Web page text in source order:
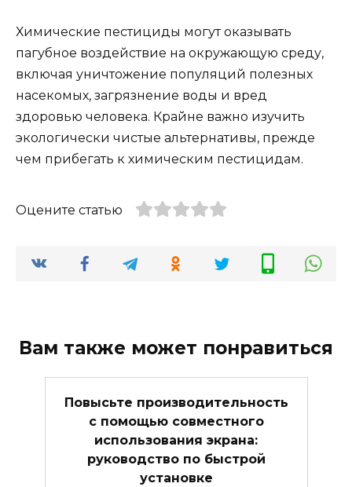
Химические пестициды могут оказывать
пагубное воздействие на окружающую среду,
включая уничтожение популяций полезных
насекомых, загрязнение воды и вред
здоровью человека. Крайне важно изучить
экологически чистые альтернативы, прежде
чем прибегать к химическим пестицидам.
Оцените статью
Вам также может понравиться
Повысьте производительность
с помощью совместного
использования экрана:
руководство по быстрой
установке